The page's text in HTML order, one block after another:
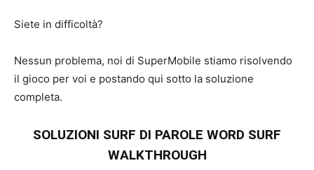
Siete in difficoltà?
Nessun problema, noi di SuperMobile stiamo risolvendo
il gioco per voi e postando qui sotto la soluzione
completa.
SOLUZIONI SURF DI PAROLE WORD SURF
WALKTHROUGH